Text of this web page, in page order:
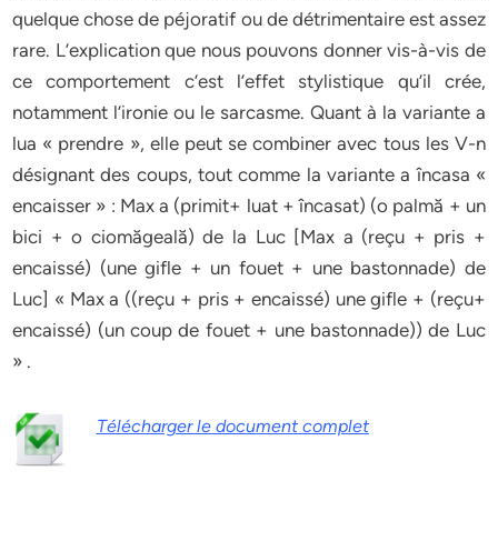
quelque chose de péjoratif ou de détrimentaire est assez
rare. L’explication que nous pouvons donner vis-à-vis de
ce comportement c’est l’effet stylistique qu’il crée,
notamment l’ironie ou le sarcasme. Quant à la variante a
lua « prendre », elle peut se combiner avec tous les V-n
désignant des coups, tout comme la variante a încasa «
encaisser » : Max a (primit+ luat + încasat) (o palmă + un
bici + o ciomăgeală) de la Luc [Max a (reçu + pris +
encaissé) (une gifle + un fouet + une bastonnade) de
Luc] « Max a ((reçu + pris + encaissé) une gifle + (reçu+
encaissé) (un coup de fouet + une bastonnade)) de Luc
» .
Télécharger le document complet